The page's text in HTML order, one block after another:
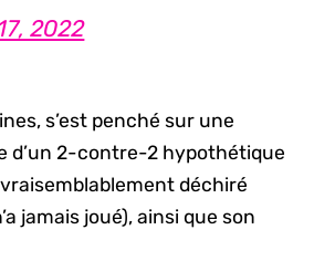
2022
s’est penché sur une
d’un 2-contre-2 hypothétique
déchiré
jamais joué), ainsi que son